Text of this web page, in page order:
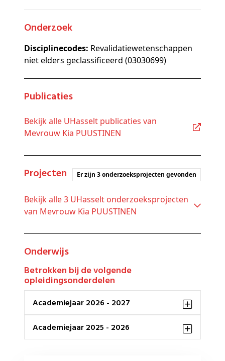
Onderzoek
Disciplinecodes: Revalidatiewetenschappen
niet elders geclassificeerd (03030699)
Publicaties
Bekijk alle UHasselt publicaties van
Mevrouw Kia PUUSTINEN
Projecten Er zijn 3 onderzoeksprojecten gevonden
Bekijk alle 3 UHasselt onderzoeksprojecten
van Mevrouw Kia PUUSTINEN
Onderwijs
Betrokken bij de volgende
opleidingsonderdelen
Academiejaar 2026 - 2027
Academiejaar 2025 - 2026